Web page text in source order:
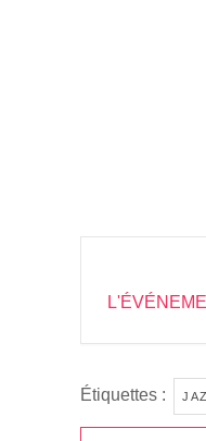
Étiquettes :